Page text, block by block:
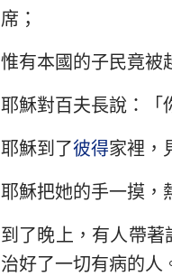
哈巴谷書
哈該書
瑪拉基書
席；
惟有本國的子民竟被
耶穌對百夫長說：「
耶穌到了彼得家裡，
耶穌把她的手一摸，
到了晚上，有人帶
治好了一切有病的人